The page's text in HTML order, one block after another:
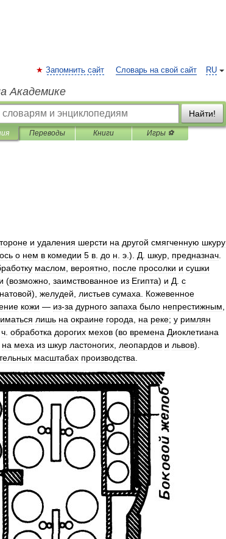
RU
Запомнить сайт Словарь на свой сайт
Академике
Найти!
Переводы Книги Игры ⚽
и удаления шерсти на другой смягченную шкуру
о нем в комедии 5 в до н э .). Д шкур предназнач
маслом вероятно после просолки и сушки
(возможно заимствованное из Египта) и Д с
), желудей листьев сумаха
Кожевенное
кожи — из-за дурного запаха было непрестижным
лишь на окраине города на реке; у римлян
ч обработка дорогих мехов (во времена Диоклетиана
на меха из шкур ластоногих леопардов и львов).
масштабах производства